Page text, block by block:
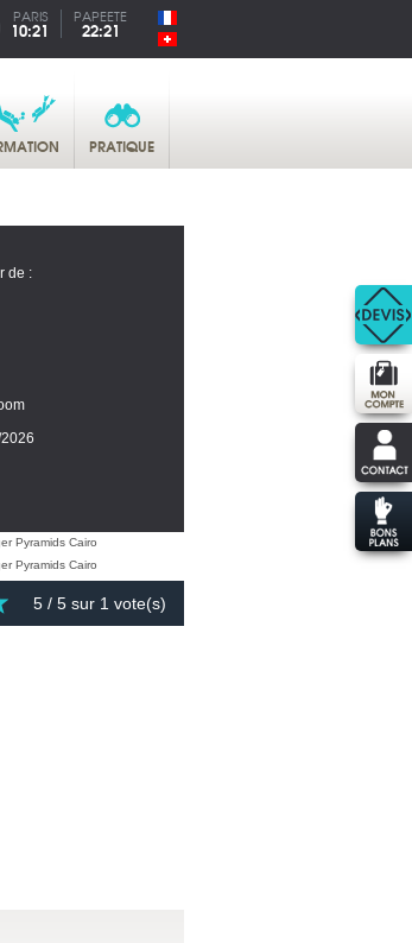
PARIS
10:21
PAPEETE
22:21
PRATIQUE
de :
5 / 5 sur 1 vote(s)